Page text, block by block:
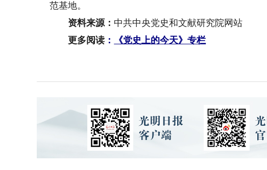
范基地。
资料来源： 中共中央党史和文献研究院网站
更多阅读 ：
《党史上的今天》专栏